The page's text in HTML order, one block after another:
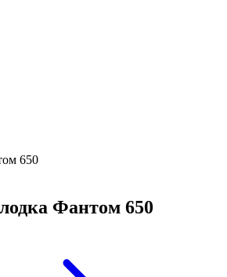
650
Фантом 650